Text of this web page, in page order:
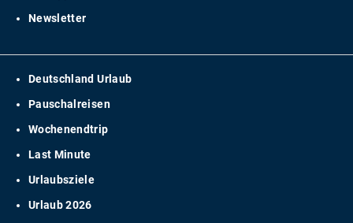
Newsletter
Deutschland Urlaub
Pauschalreisen
Wochenendtrip
Last Minute
Urlaubsziele
Urlaub 2026